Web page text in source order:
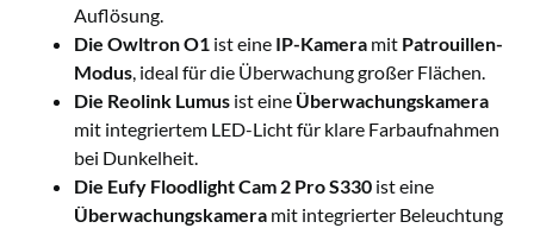
Auflösung.
Die Owltron O1 ist eine IP-Kamera mit Patrouillen-
Modus, ideal für die Überwachung großer Flächen.
Die Reolink Lumus ist eine Überwachungskamera
mit integriertem LED-Licht für klare Farbaufnahmen
bei Dunkelheit.
Die Eufy Floodlight Cam 2 Pro S330 ist eine
Überwachungskamera mit integrierter Beleuchtung